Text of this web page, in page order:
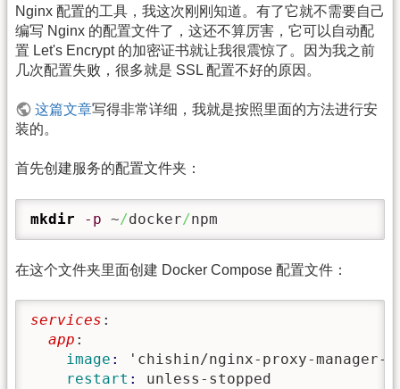
Nginx 配置的工具，我这次刚刚知道。有了它就不需要自己
编写 Nginx 的配置文件了，这还不算厉害，它可以自动配
置 Let's Encrypt 的加密证书就让我很震惊了。因为我之前
几次配置失败，很多就是 SSL 配置不好的原因。
这篇文章写得非常详细，我就是按照里面的方法进行安
装的。
首先创建服务的配置文件夹：
mkdir -p ~/docker/npm
在这个文件夹里面创建 Docker Compose 配置文件：
services :
  app
:
    image
:
'chishin/nginx-proxy-manager-
    restart
: unless-stopped